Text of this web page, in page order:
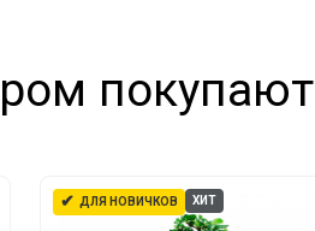
покупают
✔ ДЛЯ НОВИЧКОВ ХИТ